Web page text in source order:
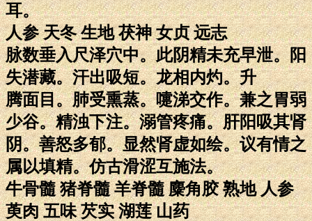
耳。
人参 天冬 生地 茯神 女贞 远志
脉数垂入尺泽穴中。此阴精未充早泄。阳
失潜藏。汗出吸短。龙相内灼。升
腾面目。肺受熏蒸。嚏涕交作。兼之胃弱
少谷。精浊下注。溺管疼痛。肝阳吸其肾
阴。善怒多郁。显然肾虚如绘。议有情之
属以填精。仿古滑涩互施法。
牛骨髓 猪脊髓 羊脊髓 麋角胶 熟地 人参
萸肉 五味 芡实 湖莲 山药